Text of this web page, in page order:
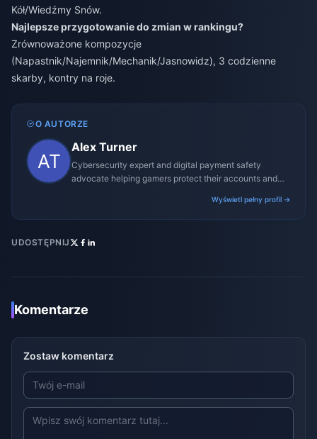
Kół/Wiedźmy Snów.
Najlepsze przygotowanie do zmian w rankingu?
Zrównoważone kompozycje
(Napastnik/Najemnik/Mechanik/Jasnowidz), 3 codzienne
skarby, kontry na roje.
O AUTORZE
Alex Turner
Cybersecurity expert and digital payment safety
advocate helping gamers protect their accounts and
Wyświetl pełny profil →
UDOSTĘPNIJ
Komentarze
Zostaw komentarz